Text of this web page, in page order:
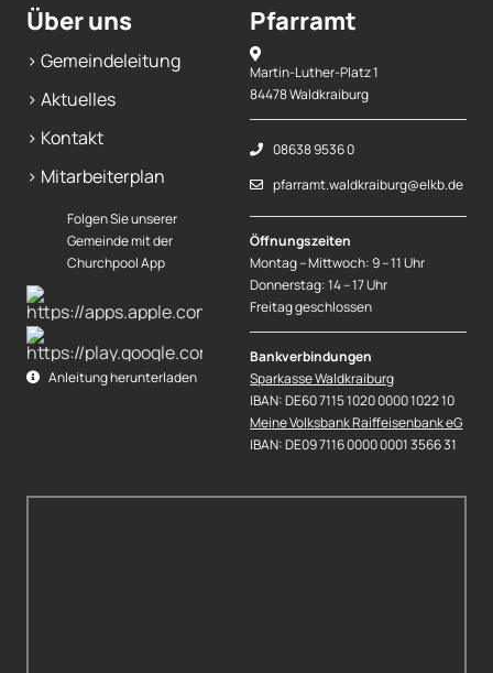
Über uns
> Gemeindeleitung
> Aktuelles
> Kontakt
> Mitarbeiterplan
Folgen Sie unserer
Gemeinde mit der
Churchpool App
Anleitung herunterladen
Pfarramt
Martin-Luther-Platz 1
84478 Waldkraiburg
08638 9536 0
pfarramt.waldkraiburg@elkb.de
Öffnungszeiten
Montag – Mittwoch: 9 – 11 Uhr
Donnerstag: 14 – 17 Uhr
Freitag geschlossen
Bankverbindungen
Sparkasse Waldkraiburg
IBAN: DE60 7115 1020 0000 1022 10
Meine Volksbank Raiffeisenbank eG
IBAN: DE09 7116 0000 0001 3566 31